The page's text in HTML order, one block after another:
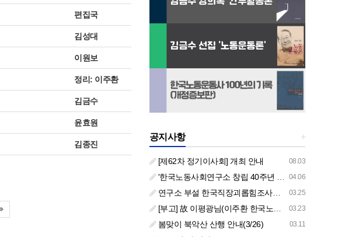
편집국
김성대
이원보
정리: 이주환
김금수
윤효원
김종진
+
공지사항
08.03
[제62차 정기이사회] 개최 안내
04.06
'한국노동사회연구소 창립 40주년 기념 행사 안내'
03.25
연구소 부설 한국직장괴롭힘조사센터 '2026년도 주요 사업 안내' (교육/컨설팅)
03.23
[부고] 故 이평광님(이주환 한국노동사회연구소 부소장 부친상)
03.11
봄맞이 북악산 산행 안내(3/26)